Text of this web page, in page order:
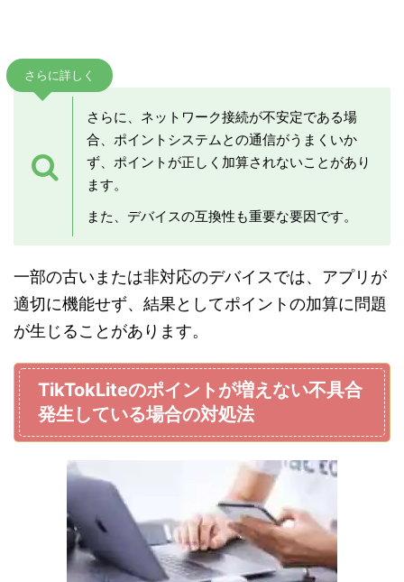
さらに詳しく
さらに、ネットワーク接続が不安定である場
合、ポイントシステムとの通信がうまくいか
ず、ポイントが正しく加算されないことがあり
ます。
また、デバイスの互換性も重要な要因です。
一部の古いまたは非対応のデバイスでは、アプリが
適切に機能せず、結果としてポイントの加算に問題
が生じることがあります。
TikTokLiteのポイントが増えない不具合
発生している場合の対処法